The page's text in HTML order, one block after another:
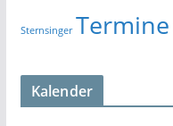
Sternsinger Termine
Kalender